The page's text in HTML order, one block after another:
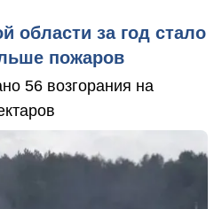
области за год стало
пожаров
56 возгорания на